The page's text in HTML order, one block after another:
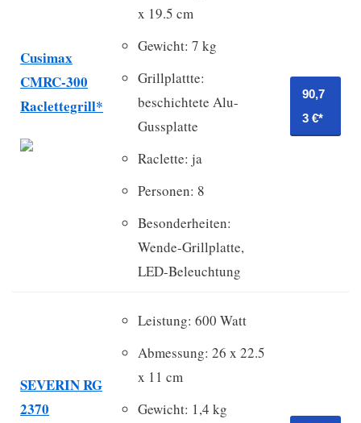
Cusimax
CMRC-300
Raclettegrill*
x 19.5 cm
Gewicht: 7 kg
Grillplattte:
beschichtete Alu-
Gussplatte
Raclette: ja
Personen: 8
Besonderheiten:
Wende-Grillplatte,
LED-Beleuchtung
90,7
3 €*
SEVERINRG
2370
Leistung: 600 Watt
Abmessung: 26 x 22.5
x 11 cm
Gewicht: 1,4 kg